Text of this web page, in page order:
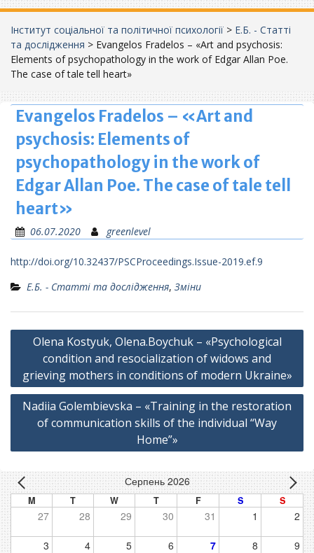
Інститут соціальної та політичної психології > Е.Б. - Статті
та дослідження > Evangelos Fradelos – «Art and psychosis:
Elements of psychopathology in the work of Edgar Allan Poe.
The case of tale tell heart»
Evangelos Fradelos – «Art and
psychosis: Elements of
psychopathology in the work of
Edgar Allan Poe. The case of tale tell
heart»
06.07.2020 greenlevel
http://doi.org/10.32437/PSCProceedings.Issue-2019.ef.9
Е.Б. - Статті та дослідження, Зміни
Навігація
записів
Olena Kostyuk, Olena.Boychuk – «Psychological
condition and resocialization of widows and
grieving mothers in conditions of modern Ukraine»
Nadiia Golembievska – «Training in the restoration
of communication skills of the individual “Way
Home”»
Серпень 2026
M T W T F S S
27 28 29 30 31 1 2
3 4 5 6 7 8 9